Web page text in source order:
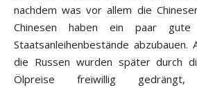
nachdem was vor allem die
Chinesen haben ein paar
Staatsanleihenbestände abzubauen.
die Russen wurden später durch
Ölpreise freiwillig